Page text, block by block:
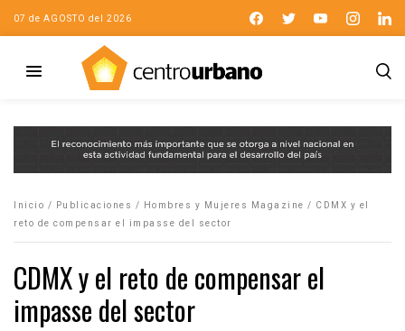
07 de AGOSTO del 2026
Inicio / Publicaciones / Hombres y Mujeres Magazine / CDMX y el
reto de compensar el impasse del sector
CDMX y el reto de compensar el
impasse del sector